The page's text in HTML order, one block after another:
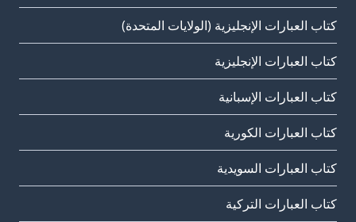
كتاب العبارات الإنجليزية (الولايات المتحدة)
كتاب العبارات الإنجليزية
كتاب العبارات الإسبانية
كتاب العبارات الكورية
كتاب العبارات السويدية
كتاب العبارات التركية